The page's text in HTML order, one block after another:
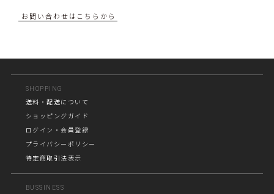
お問い合わせはこちらから
SHOPPING
送料・配送について
ショッピングガイド
ログイン・会員登録
プライバシーポリシー
特定商取引法表示
BUSSINESS